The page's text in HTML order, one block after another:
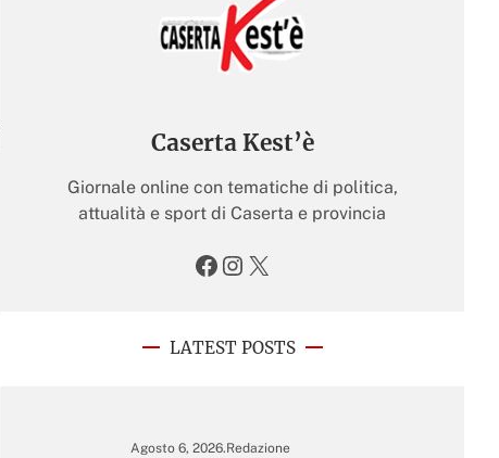
Caserta Kest’è
Giornale online con tematiche di politica,
attualità e sport di Caserta e provincia
Facebook Instagram X
LATEST POSTS
Agosto 6, 2026.Redazione